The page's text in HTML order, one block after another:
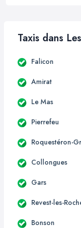
Taxis dans
Falicon
Amirat
Le Mas
Pierrefeu
Roquestéron-
Collongues
Gars
Revest-les-
Bonson